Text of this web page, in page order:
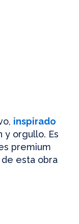
inspirado
y orgullo. Es
premium
esta obra